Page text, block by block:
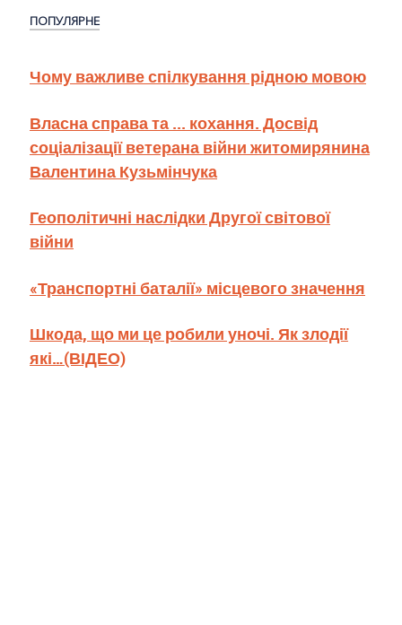
ПОПУЛЯРНЕ
Чому важливе спілкування рідною мовою
Власна справа та ... кохання. Досвід
соціалізації ветерана війни житомирянина
Валентина Кузьмінчука
Геополітичні наслідки Другої світової
війни
«Транспортні баталії» місцевого значення
Шкода, що ми це робили уночі. Як злодії
які…(ВІДЕО)